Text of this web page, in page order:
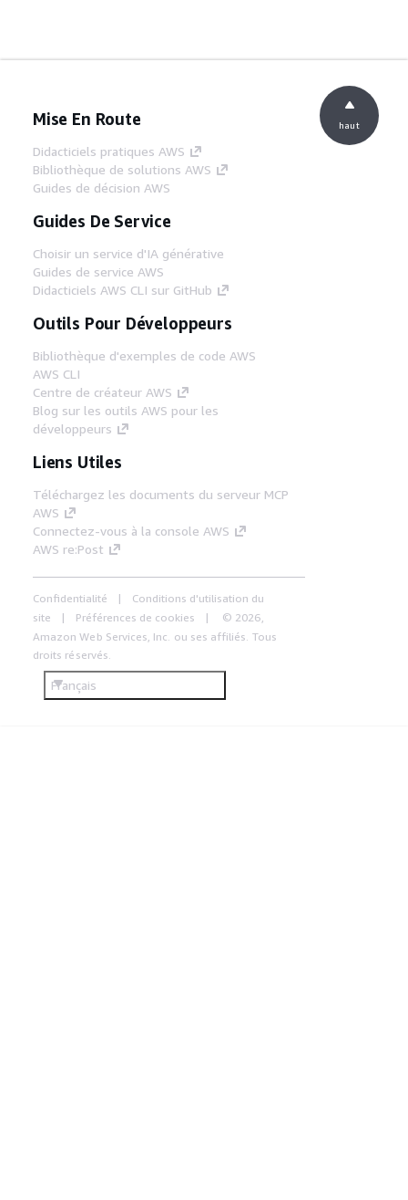
Mise En Route
Didacticiels pratiques AWS
Bibliothèque de solutions AWS
Guides de décision AWS
Guides De Service
Choisir un service d'IA générative
Guides de service AWS
Didacticiels AWS CLI sur GitHub
Outils Pour Développeurs
Bibliothèque d'exemples de code AWS
AWS CLI
Centre de créateur AWS
Blog sur les outils AWS pour les
développeurs
Liens Utiles
Téléchargez les documents du serveur MCP
AWS
Connectez-vous à la console AWS
AWS re:Post
Confidentialité
Conditions d'utilisation du
site
Préférences de cookies
© 2026,
Amazon Web Services, Inc. ou ses affiliés. Tous
droits réservés.
Français
haut